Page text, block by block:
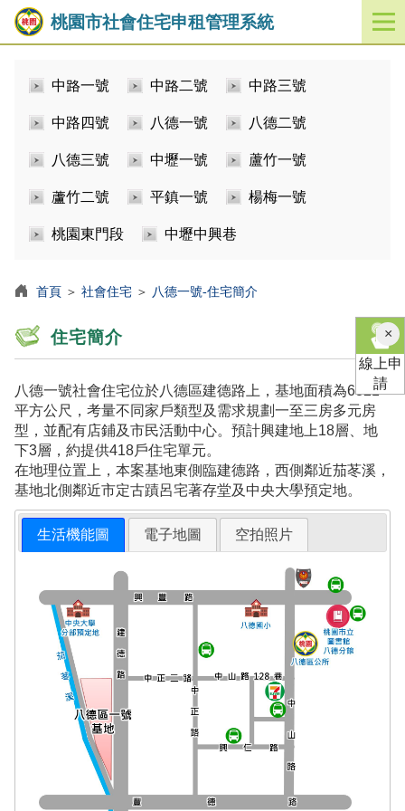
桃園市社會住宅申租管理系統
開
啟
中路一號 中路二號 中路三號
中路四號 八德一號 八德二號
八德三號 中壢一號 蘆竹一號
蘆竹二號 平鎮一號 楊梅一號
桃園東門段 中壢中興巷
首頁 ＞ 社會住宅 ＞ 八德一號-住宅簡介
住宅簡介
八德一號社會住宅位於八德區建德路上，基地面積為6821
平方公尺，考量不同家戶類型及需求規劃一至三房多元房
型，並配有店鋪及市民活動中心。預計興建地上18層、地
下3層，約提供418戶住宅單元。
在地理位置上，本案基地東側臨建德路，西側鄰近茄苳溪，
基地北側鄰近市定古蹟呂宅著存堂及中央大學預定地。
生活機能圖 電子地圖 空拍照片
×關
閉
線上申
請